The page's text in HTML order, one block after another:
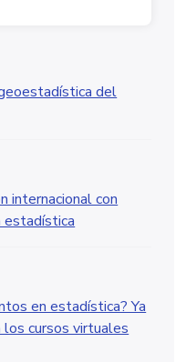
del
internacional con
estadística
en estadística? Ya
los cursos virtuales